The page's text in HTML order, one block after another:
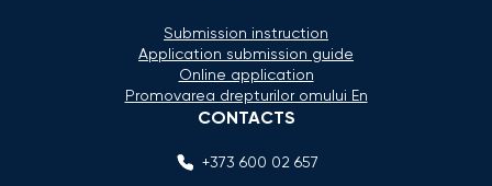
Submission instruction
Application submission guide
Online application
Promovarea drepturilor omului En
CONTACTS
+373 600 02 657